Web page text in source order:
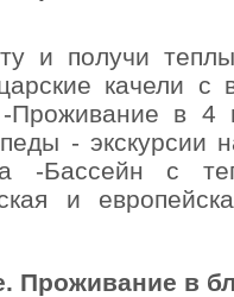
и получи
качели с
в 4
- экскурсии
-Бассейн с
и
Проживание в